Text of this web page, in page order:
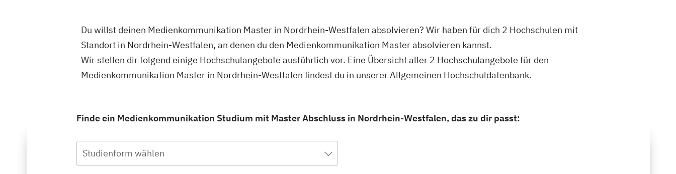
Du willst deinen Medienkommunikation Master in Nordrhein-Westfalen absolvieren? Wir haben für dich 2 Hochschulen mit
Standort in Nordrhein-Westfalen, an denen du den Medienkommunikation Master absolvieren kannst.
Wir stellen dir folgend einige Hochschulangebote ausführlich vor. Eine Übersicht aller 2 Hochschulangebote für den
Medienkommunikation Master in Nordrhein-Westfalen findest du in unserer Allgemeinen Hochschuldatenbank.
Finde ein Medienkommunikation Studium mit Master Abschluss in Nordrhein-Westfalen, das zu dir passt:
Studienform wählen